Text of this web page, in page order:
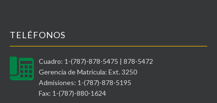
TELÉFONOS
Cuadro: 1-(787)-878-5475 | 878-5472
Gerencia de Matrícula: Ext. 3250
Admisiones: 1-(787)-878-5195
Fax: 1-(787)-880-1624